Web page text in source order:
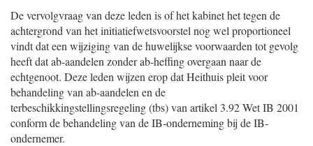
De vervolgvraag van deze leden is of het kabinet het tegen de
achtergrond van het initiatiefwetsvoorstel nog wel proportioneel
vindt dat een wijziging van de huwelijkse voorwaarden tot gevolg
heeft dat ab-aandelen zonder ab-heffing overgaan naar de
echtgenoot. Deze leden wijzen erop dat Heithuis pleit voor
behandeling van ab-aandelen en de
terbeschikkingstellingsregeling (tbs) van artikel 3.92 Wet IB 2001
conform de behandeling van de IB-onderneming bij de IB-
ondernemer.